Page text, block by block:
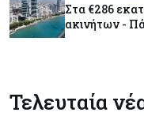
Στα €286
ακινήτων -
Τελευταία